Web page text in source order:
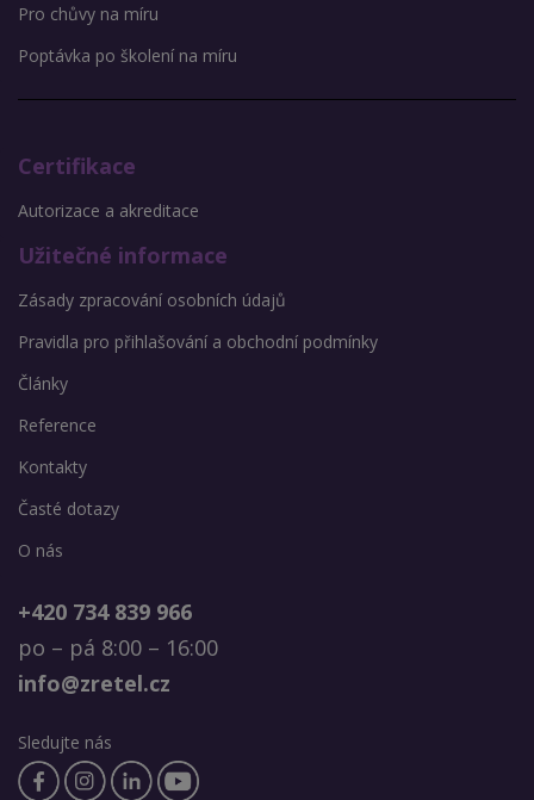
Pro chůvy na míru
Poptávka po školení na míru
Certifikace
Autorizace a akreditace
Užitečné informace
Zásady zpracování osobních údajů
Pravidla pro přihlašování a obchodní podmínky
Články
Reference
Kontakty
Časté dotazy
O nás
+420 734 839 966
po – pá 8:00 – 16:00
info@zretel.cz
Sledujte nás